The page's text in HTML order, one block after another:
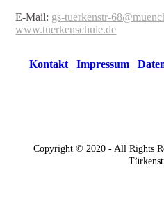
E-Mail: gs-tuerkenstr-
www.tuerkenschule.de
Kontakt Impressum
Copyright © 2020 - All Rights